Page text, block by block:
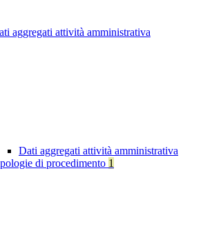
aggregati attività amministrativa
Dati aggregati attività amministrativa
di procedimento 1